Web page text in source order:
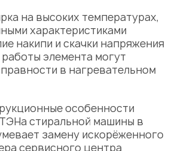
на высоких температурах,
характеристиками
накипи и скачки напряжения
элемента могут
в нагревательном
особенности
стиральной машины в
замену искорёженного
сервисного центра